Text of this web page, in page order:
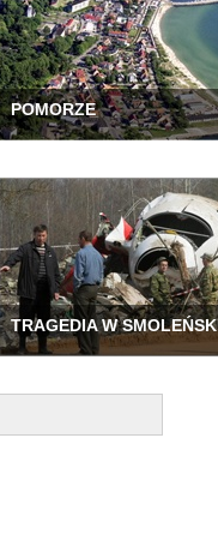
POMORZE
TRAGEDIA W